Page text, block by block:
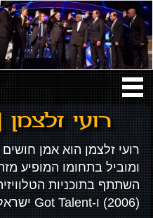
רועי
רועי זלצמן הוא אמן
השתתף בתוכניות
(2006) ו-Got Talent ישראל (2018).